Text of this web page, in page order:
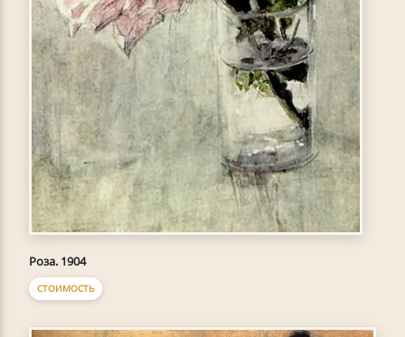
Роза. 1904
СТОИМОСТЬ